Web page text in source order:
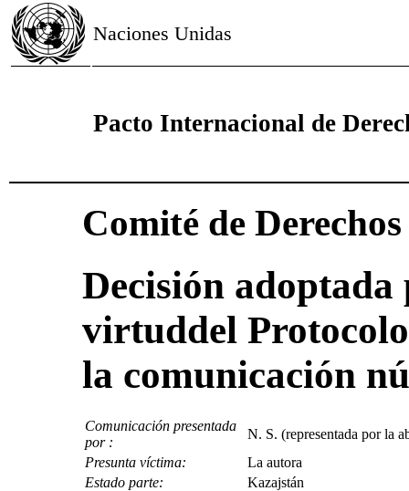
Naciones Unidas
Pacto Internacional de
Comité de
Decisión
virtuddel
la comunicación
Comunicación presentada
por :
N. S. (representada por la
Presunta víctima:
La autora
Estado parte:
Kazajstán